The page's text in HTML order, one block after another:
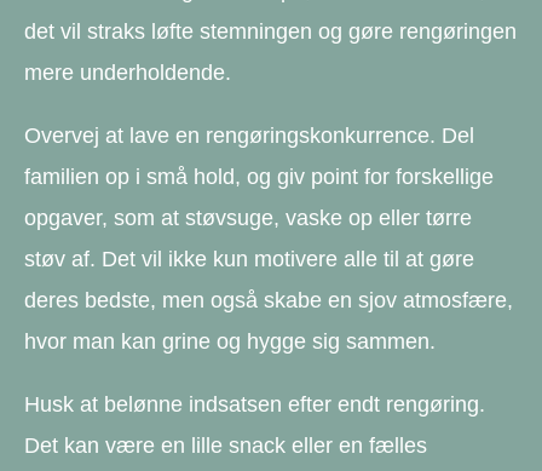
det vil straks løfte stemningen og gøre rengøringen
mere underholdende.
Overvej at lave en rengøringskonkurrence. Del
familien op i små hold, og giv point for forskellige
opgaver, som at støvsuge, vaske op eller tørre
støv af. Det vil ikke kun motivere alle til at gøre
deres bedste, men også skabe en sjov atmosfære,
hvor man kan grine og hygge sig sammen.
Husk at belønne indsatsen efter endt rengøring.
Det kan være en lille snack eller en fælles